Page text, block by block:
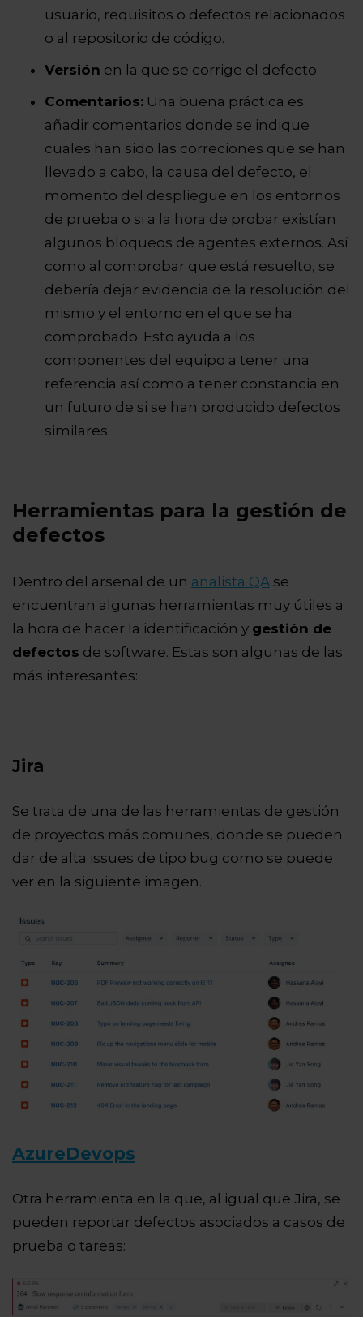
usuario, requisitos o defectos relacionados
o al repositorio de código.
Versión en la que se corrige el defecto.
Comentarios: Una buena práctica es
añadir comentarios donde se indique
cuales han sido las correciones que se han
llevado a cabo, la causa del defecto, el
momento del despliegue en los entornos
de prueba o si a la hora de probar existían
algunos bloqueos de agentes externos. Así
como al comprobar que está resuelto, se
debería dejar evidencia de la resolución del
mismo y el entorno en el que se ha
comprobado. Esto ayuda a los
componentes del equipo a tener una
referencia así como a tener constancia en
un futuro de si se han producido defectos
similares.
Herramientas para la gestión de
defectos
Dentro del arsenal de un analista QA se
encuentran algunas herramientas muy útiles a
la hora de hacer la identificación y gestión de
defectos de software. Estas son algunas de las
más interesantes:
Jira
Se trata de una de las herramientas de gestión
de proyectos más comunes, donde se pueden
dar de alta issues de tipo bug como se puede
ver en la siguiente imagen.
AzureDevops
Otra herramienta en la que, al igual que Jira, se
pueden reportar defectos asociados a casos de
prueba o tareas: